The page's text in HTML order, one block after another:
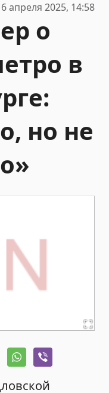
апреля 2025, 14:58
о
в
но не